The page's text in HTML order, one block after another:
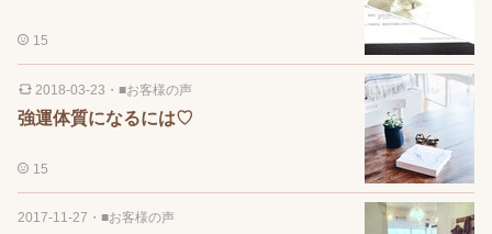
15
2018-03-23 ・ ■お客様の声
強運体質になるには♡
15
2017-11-27 ・ ■お客様の声